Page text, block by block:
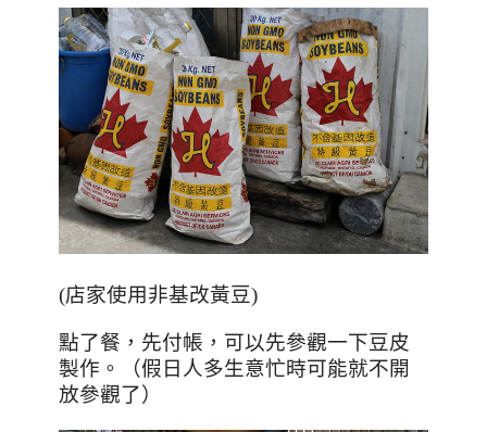
(店家使用非基改黃豆)
點了餐，先付帳，可以先參觀一下豆皮
製作。（假日人多生意忙時可能就不開
放參觀了）